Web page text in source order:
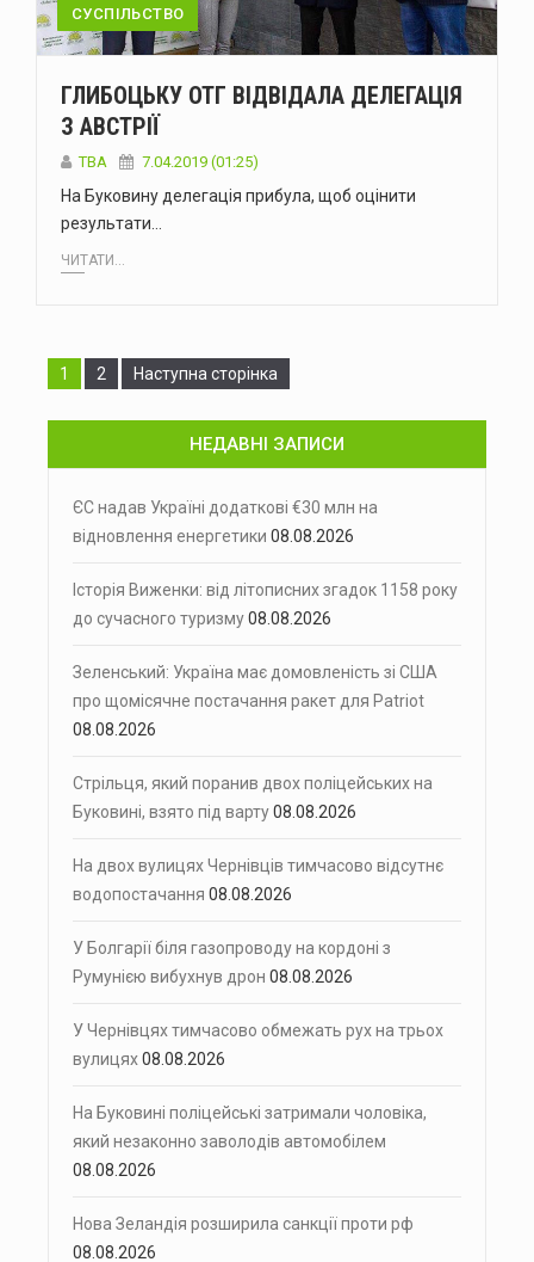
СУСПІЛЬСТВО
ГЛИБОЦЬКУ ОТГ ВІДВІДАЛА ДЕЛЕГАЦІЯ
З АВСТРІЇ
TBA 7.04.2019 (01:25)
На Буковину делегація прибула, щоб оцінити
результати…
ЧИТАТИ...
Сторінка
1 Сторінка
2 Наступна сторінка
НЕДАВНІ ЗАПИСИ
ЄС надав Україні додаткові €30 млн на
відновлення енергетики 08.08.2026
Історія Виженки: від літописних згадок 1158 року
до сучасного туризму08.08.2026
Зеленський: Україна має домовленість зі США
про щомісячне постачання ракет для Patriot
08.08.2026
Стрільця, який поранив двох поліцейських на
Буковині, взято під варту08.08.2026
На двох вулицях Чернівців тимчасово відсутнє
водопостачання 08.08.2026
У Болгарії біля газопроводу на кордоні з
Румунією вибухнув дрон 08.08.2026
У Чернівцях тимчасово обмежать рух на трьох
вулицях08.08.2026
На Буковині поліцейські затримали чоловіка,
який незаконно заволодів автомобілем
08.08.2026
Нова Зеландія розширила санкції проти рф
08.08.2026